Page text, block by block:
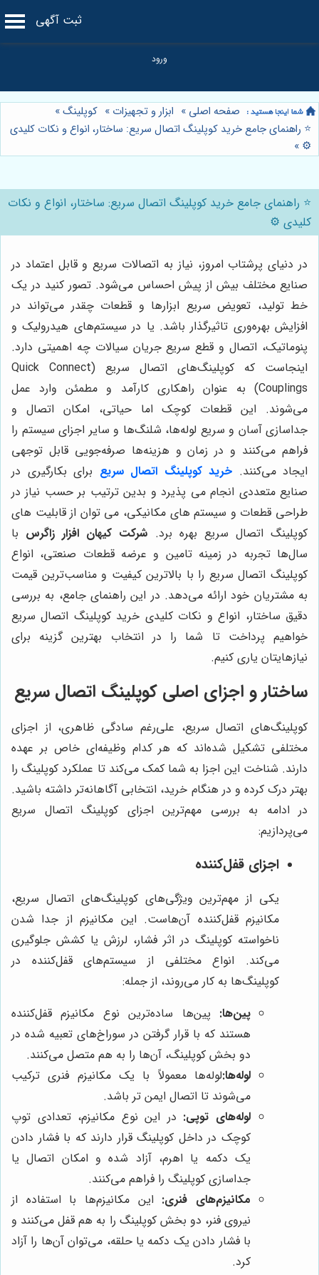
ثبت آگهی
صفحه اصلی » ابزار و تجهیزات » کوپلینگ»
⭐️ راهنمای جامع خرید کوپلینگ اتصال سریع: ساختار، انواع و نکات کلیدی
⚙️
»
⭐️ راهنمای جامع خرید کوپلینگ اتصال سریع: ساختار، انواع و نکات
کلیدی ⚙️
در دنیای پرشتاب امروز، نیاز به اتصالات سریع و قابل اعتماد در
صنایع مختلف بیش از پیش احساس می‌شود. تصور کنید در یک
خط تولید، تعویض سریع ابزارها و قطعات چقدر می‌تواند در
افزایش بهره‌وری تاثیرگذار باشد. یا در سیستم‌های هیدرولیک و
پنوماتیک، اتصال و قطع سریع جریان سیالات چه اهمیتی دارد.
اینجاست که کوپلینگ‌های اتصال سریع (Quick Connect
Couplings) به عنوان راهکاری کارآمد و مطمئن وارد عمل
می‌شوند. این قطعات کوچک اما حیاتی، امکان اتصال و
جداسازی آسان و سریع لوله‌ها، شلنگ‌ها و سایر اجزای سیستم را
فراهم می‌کنند و در زمان و هزینه‌ها صرفه‌جویی قابل توجهی
ایجاد می‌کنند. خرید کوپلینگ اتصال سریع برای بکارگیری در
صنایع متعددی انجام می پذیرد و بدین ترتیب بر حسب نیاز در
طراحی قطعات و سیستم های مکانیکی، می توان از قابلیت های
کوپلینگ اتصال سریع بهره برد. شرکت کیهان افزار زاگرس با
سال‌ها تجربه در زمینه تامین و عرضه قطعات صنعتی، انواع
کوپلینگ اتصال سریع را با بالاترین کیفیت و مناسب‌ترین قیمت
به مشتریان خود ارائه می‌دهد. در این راهنمای جامع، به بررسی
دقیق ساختار، انواع و نکات کلیدی خرید کوپلینگ اتصال سریع
خواهیم پرداخت تا شما را در انتخاب بهترین گزینه برای
نیازهایتان یاری کنیم.
ساختار و اجزای اصلی کوپلینگ اتصال سریع
کوپلینگ‌های اتصال سریع، علی‌رغم سادگی ظاهری، از اجزای
مختلفی تشکیل شده‌اند که هر کدام وظیفه‌ای خاص بر عهده
دارند. شناخت این اجزا به شما کمک می‌کند تا عملکرد کوپلینگ را
بهتر درک کرده و در هنگام خرید، انتخابی آگاهانه‌تر داشته باشید.
در ادامه به بررسی مهم‌ترین اجزای کوپلینگ اتصال سریع
می‌پردازیم:
اجزای قفل‌کننده
یکی از مهم‌ترین ویژگی‌های کوپلینگ‌های اتصال سریع،
مکانیزم قفل‌کننده آن‌هاست. این مکانیزم از جدا شدن
ناخواسته کوپلینگ در اثر فشار، لرزش یا کشش جلوگیری
می‌کند. انواع مختلفی از سیستم‌های قفل‌کننده در
کوپلینگ‌ها به کار می‌روند، از جمله:
پین‌ها: پین‌ها ساده‌ترین نوع مکانیزم قفل‌کننده
هستند که با قرار گرفتن در سوراخ‌های تعبیه شده در
دو بخش کوپلینگ، آن‌ها را به هم متصل می‌کنند.
لوله‌ها:لوله‌ها معمولاً با یک مکانیزم فنری ترکیب
می‌شوند تا اتصال ایمن تر باشد.
لوله‌های توپی: در این نوع مکانیزم، تعدادی توپ
کوچک در داخل کوپلینگ قرار دارند که با فشار دادن
یک دکمه یا اهرم، آزاد شده و امکان اتصال یا
جداسازی کوپلینگ را فراهم می‌کنند.
مکانیزم‌های فنری: این مکانیزم‌ها با استفاده از
نیروی فنر، دو بخش کوپلینگ را به هم قفل می‌کنند و
با فشار دادن یک دکمه یا حلقه، می‌توان آن‌ها را آزاد
کرد.